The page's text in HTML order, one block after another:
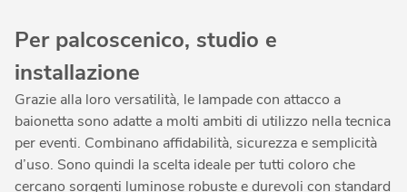
Per palcoscenico, studio e
installazione
Grazie alla loro versatilità, le lampade con attacco a
baionetta sono adatte a molti ambiti di utilizzo nella tecnica
per eventi. Combinano affidabilità, sicurezza e semplicità
d’uso. Sono quindi la scelta ideale per tutti coloro che
cercano sorgenti luminose robuste e durevoli con standard